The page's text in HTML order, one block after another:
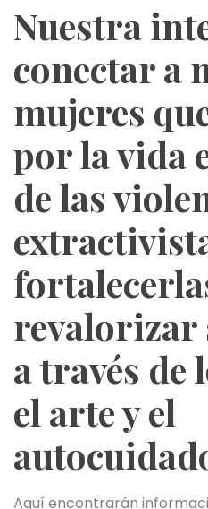
Nuestra
conectar a
mujeres
por la vida
de las
revalorizar
a través de
el arte y el
Aquí encontrarán